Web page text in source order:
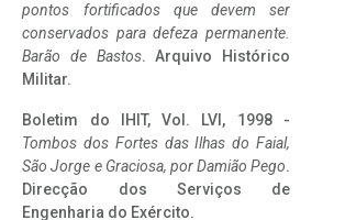
pontos fortificados que devem ser
conservados para defeza permanente.
Barão de Bastos. Arquivo Histórico
Militar.
Boletim do IHIT, Vol. LVI, 1998 -
Tombos dos Fortes das Ilhas do Faial,
São Jorge e Graciosa, por Damião Pego.
Direcção dos Serviços de
Engenharia do Exército.